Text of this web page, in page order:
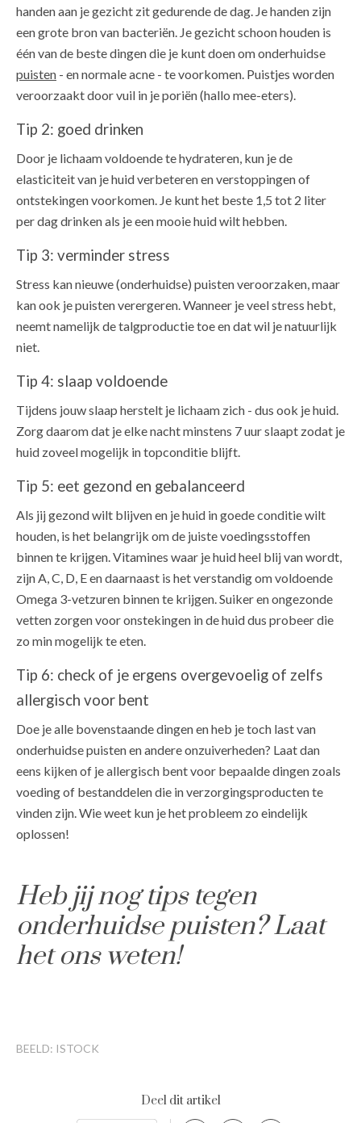
handen aan je gezicht zit gedurende de dag. Je handen zijn
een grote bron van bacteriën. Je gezicht schoon houden is
één van de beste dingen die je kunt doen om onderhuidse
puisten - en normale acne - te voorkomen. Puistjes worden
veroorzaakt door vuil in je poriën (hallo mee-eters).
Tip 2: goed drinken
Door je lichaam voldoende te hydrateren, kun je de
elasticiteit van je huid verbeteren en verstoppingen of
ontstekingen voorkomen. Je kunt het beste 1,5 tot 2 liter
per dag drinken als je een mooie huid wilt hebben.
Tip 3: verminder stress
Stress kan nieuwe (onderhuidse) puisten veroorzaken, maar
kan ook je puisten verergeren. Wanneer je veel stress hebt,
neemt namelijk de talgproductie toe en dat wil je natuurlijk
niet.
Tip 4: slaap voldoende
Tijdens jouw slaap herstelt je lichaam zich - dus ook je huid.
Zorg daarom dat je elke nacht minstens 7 uur slaapt zodat je
huid zoveel mogelijk in topconditie blijft.
Tip 5: eet gezond en gebalanceerd
Als jij gezond wilt blijven en je huid in goede conditie wilt
houden, is het belangrijk om de juiste voedingsstoffen
binnen te krijgen. Vitamines waar je huid heel blij van wordt,
zijn A, C, D, E en daarnaast is het verstandig om voldoende
Omega 3-vetzuren binnen te krijgen. Suiker en ongezonde
vetten zorgen voor onstekingen in de huid dus probeer die
zo min mogelijk te eten.
Tip 6: check of je ergens overgevoelig of zelfs
allergisch voor bent
Doe je alle bovenstaande dingen en heb je toch last van
onderhuidse puisten en andere onzuiverheden? Laat dan
eens kijken of je allergisch bent voor bepaalde dingen zoals
voeding of bestanddelen die in verzorgingsproducten te
vinden zijn. Wie weet kun je het probleem zo eindelijk
oplossen!
Heb jij nog tips tegen
onderhuidse puisten? Laat
het ons weten!
BEELD: ISTOCK
Deel dit artikel